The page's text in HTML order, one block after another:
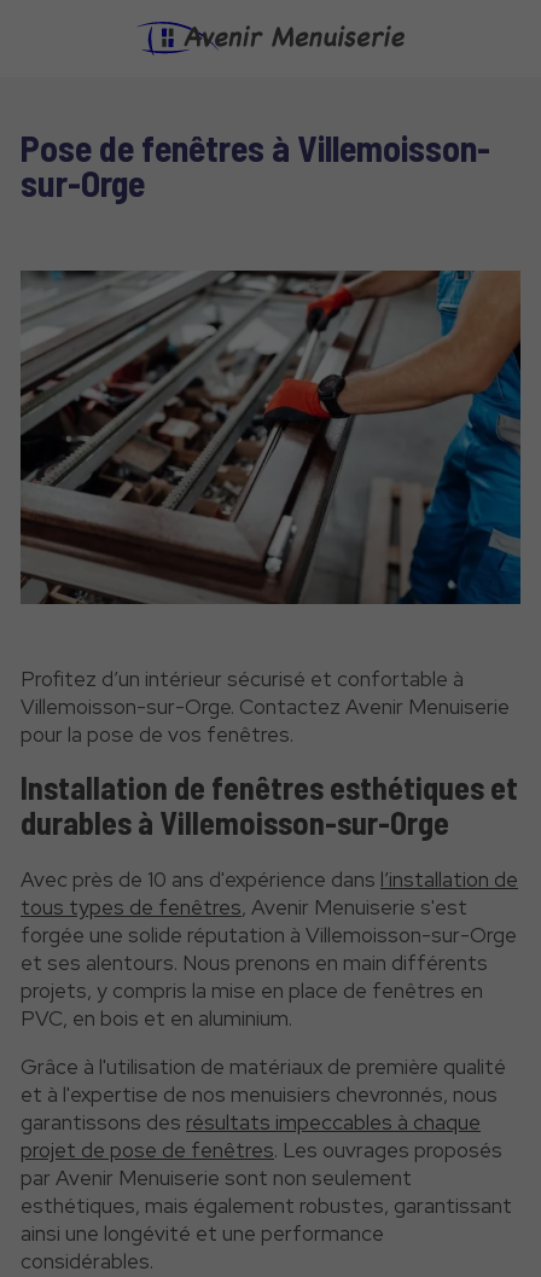
Pose de fenêtres à Villemoisson-
sur-Orge
Profitez d’un intérieur sécurisé et confortable à
Villemoisson-sur-Orge. Contactez Avenir Menuiserie
pour la pose de vos fenêtres.
Installation de fenêtres esthétiques et
durables à Villemoisson-sur-Orge
Avec près de 10 ans d'expérience dans l’installation de
tous types de fenêtres, Avenir Menuiserie s'est
forgée une solide réputation à Villemoisson-sur-Orge
et ses alentours. Nous prenons en main différents
projets, y compris la mise en place de fenêtres en
PVC, en bois et en aluminium.
Grâce à l'utilisation de matériaux de première qualité
et à l'expertise de nos menuisiers chevronnés, nous
garantissons des résultats impeccables à chaque
projet de pose de fenêtres. Les ouvrages proposés
par Avenir Menuiserie sont non seulement
esthétiques, mais également robustes, garantissant
ainsi une longévité et une performance
considérables.